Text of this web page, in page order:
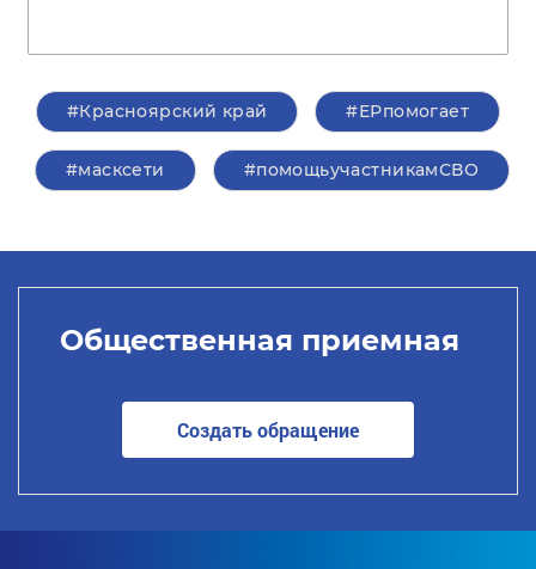
#Красноярский край #ЕРпомогает
#масксети #помощьучастникамСВО
Общественная приемная
Создать обращение